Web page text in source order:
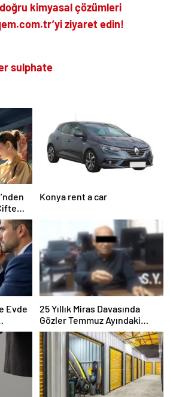
kimyasal çözümleri
ziyaret edin!
sulphate
Konya rent a car
Evde
25 Yıllık Miras Davasında
Gözler Temmuz Ayındaki
Karar Duruşmasına Çevrildi